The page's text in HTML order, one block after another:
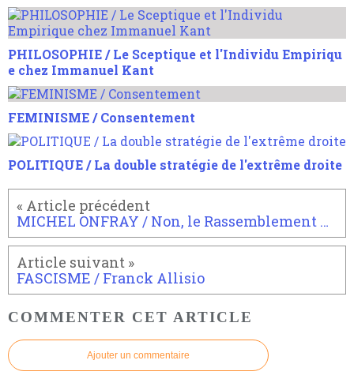
PHILOSOPHIE / Le Sceptique et l'Individu Empiriqu
e chez Immanuel Kant
FEMINISME / Consentement
POLITIQUE / La double stratégie de l'extrême droite
MICHEL ONFRAY / Non, le Rassemblement national ne propose pas la retraite à 66 ans
FASCISME / Franck Allisio
COMMENTER CET ARTICLE
Ajouter un commentaire